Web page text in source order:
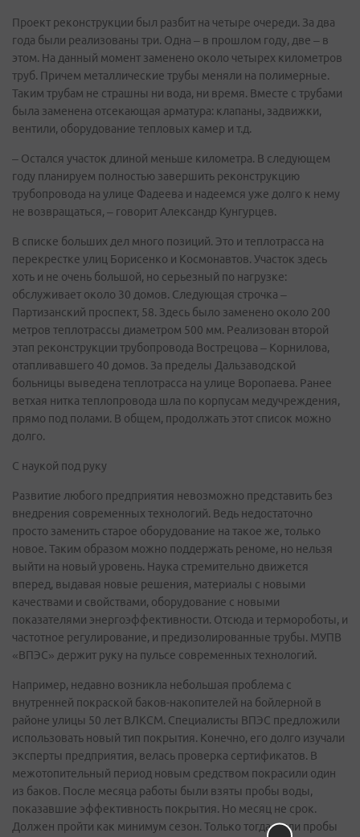
Проект реконструкции был разбит на четыре очереди. За два
года были реализованы три. Одна – в прошлом году, две – в
этом. На данный момент заменено около четырех километров
труб. Причем металлические трубы меняли на полимерные.
Таким трубам не страшны ни вода, ни время. Вместе с трубами
была заменена отсекающая арматура: клапаны, задвижки,
вентили, оборудование тепловых камер и т.д.
– Остался участок длиной меньше километра. В следующем
году планируем полностью завершить реконструкцию
трубопровода на улице Фадеева и надеемся уже долго к нему
не возвращаться, – говорит Александр Кунгурцев.
В списке больших дел много позиций. Это и теплотрасса на
перекрестке улиц Борисенко и Космонавтов. Участок здесь
хоть и не очень большой, но серьезный по нагрузке:
обслуживает около 30 домов. Следующая строчка –
Партизанский проспект, 58. Здесь было заменено около 200
метров теплотрассы диаметром 500 мм. Реализован второй
этап реконструкции трубопровода Вострецова – Корнилова,
отапливавшего 40 домов. За пределы Дальзаводской
больницы выведена теплотрасса на улице Воропаева. Ранее
ветхая нитка теплопровода шла по корпусам медучреждения,
прямо под полами. В общем, продолжать этот список можно
долго.
С наукой под руку
Развитие любого предприятия невозможно представить без
внедрения современных технологий. Ведь недостаточно
просто заменить старое оборудование на такое же, только
новое. Таким образом можно поддержать реноме, но нельзя
выйти на новый уровень. Наука стремительно движется
вперед, выдавая новые решения, материалы с новыми
качествами и свойствами, оборудование с новыми
показателями энергоэффективности. Отсюда и термороботы, и
частотное регулирование, и предизолированные трубы. МУПВ
«ВПЭС» держит руку на пульсе современных технологий.
Например, недавно возникла небольшая проблема с
внутренней покраской баков-накопителей на бойлерной в
районе улицы 50 лет ВЛКСМ. Специалисты ВПЭС предложили
использовать новый тип покрытия. Конечно, его долго изучали
эксперты предприятия, велась проверка сертификатов. В
межотопительный период новым средством покрасили один
из баков. После месяца работы были взяты пробы воды,
показавшие эффективность покрытия. Но месяц не срок.
Должен пройти как минимум сезон. Только тогда, если пробы